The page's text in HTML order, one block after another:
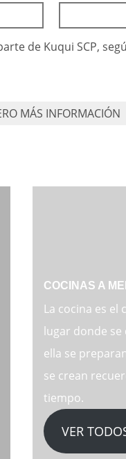
de Kuqui SCP,
COCINAS A
La cocina es el
lugar donde se
ella se
se crean
tiempo.
VER